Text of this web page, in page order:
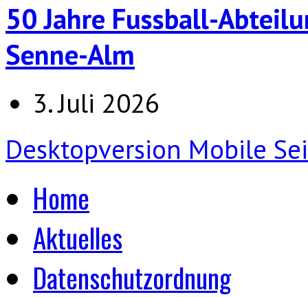
50 Jahre Fussball-
Senne-Alm
3. Juli 2026
Desktopversion Mobile
Home
Aktuelles
Datenschutzordnung